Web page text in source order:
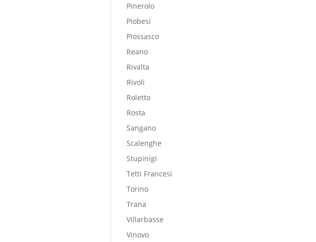
Pinerolo
Piobesi
Piossasco
Reano
Rivalta
Rivoli
Roletto
Rosta
Sangano
Scalenghe
Stupinigi
Tetti Francesi
Torino
Trana
Villarbasse
Vinovo